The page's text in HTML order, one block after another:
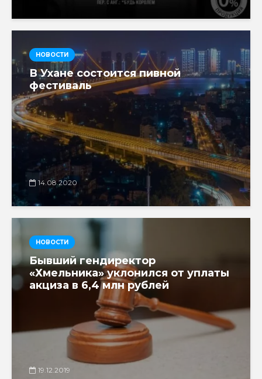
НОВОСТИ
В Ухане состоится пивной
фестиваль
14.08.2020
НОВОСТИ
Бывший гендиректор
«Хмельника» уклонился от уплаты
акциза в 6,4 млн рублей
19.12.2019